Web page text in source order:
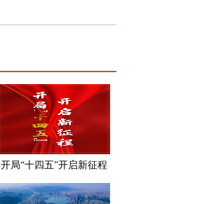
开局“十四五”开启新征程